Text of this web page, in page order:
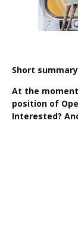
Short summary
At the
position of
Interested?